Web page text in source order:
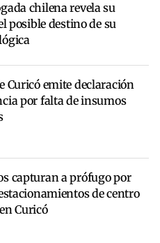
chilena revela su
posible destino de su
Curicó emite declaración
por falta de insumos
capturan a prófugo por
de centro
Curicó